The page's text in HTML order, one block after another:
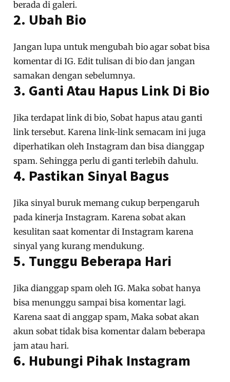
berada di galeri.
2. Ubah Bio
Jangan lupa untuk mengubah bio agar sobat bisa
komentar di IG. Edit tulisan di bio dan jangan
samakan dengan sebelumnya.
3. Ganti Atau Hapus Link Di Bio
Jika terdapat link di bio, Sobat hapus atau ganti
link tersebut. Karena link-link semacam ini juga
diperhatikan oleh Instagram dan bisa dianggap
spam. Sehingga perlu di ganti terlebih dahulu.
4. Pastikan Sinyal Bagus
Jika sinyal buruk memang cukup berpengaruh
pada kinerja Instagram. Karena sobat akan
kesulitan saat komentar di Instagram karena
sinyal yang kurang mendukung.
5. Tunggu Beberapa Hari
Jika dianggap spam oleh IG. Maka sobat hanya
bisa menunggu sampai bisa komentar lagi.
Karena saat di anggap spam, Maka sobat akan
akun sobat tidak bisa komentar dalam beberapa
jam atau hari.
6. Hubungi Pihak Instagram